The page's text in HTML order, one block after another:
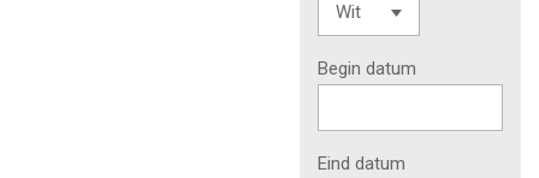
Begin datum
Eind datum